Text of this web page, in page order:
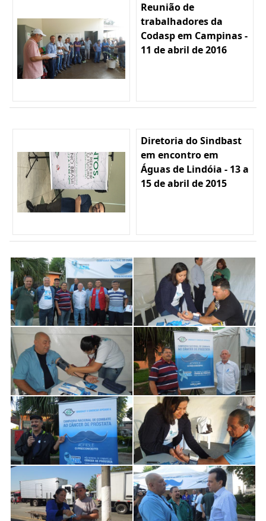
Reunião de
trabalhadores da
Codasp em Campinas -
11 de abril de 2016
Diretoria do Sindbast
em encontro em
Águas de Lindóia - 13 a
15 de abril de 2015